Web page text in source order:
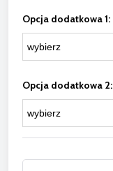
Opcja dodatkowa 1:
Opcja dodatkowa 2: